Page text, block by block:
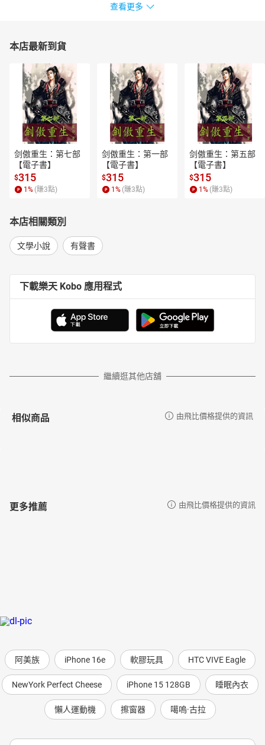
查看更多
本店最新到貨
剑傲重生：第七部
【電子書】
$315
1 % (賺3點)
剑傲重生：第一部
【電子書】
$315
1 % (賺3點)
剑傲重生：第五部
【電子書】
$315
1 % (賺3點)
本店相關類別
文學小說 有聲書
下載樂天 Kobo 應用程式
繼續逛其他店舖
相似商品 由飛比價格提供的資訊
更多推薦 由飛比價格提供的資訊
阿美族 iPhone 16e 軟膠玩具 HTC VIVE Eagle
NewYork Perfect Cheese iPhone 15 128GB 睡眠內衣
懶人運動機 擦窗器 噶嗚·古拉